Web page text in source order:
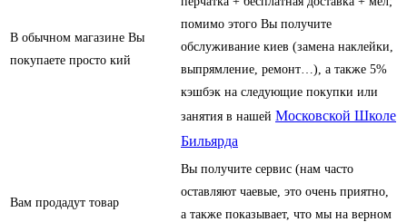
В обычном магазине Вы
покупаете просто кий
помимо этого Вы получите
обслуживание киев (замена наклейки,
выпрямление, ремонт…), а также 5%
кэшбэк на следующие покупки или
занятия в нашей Московской Школе
Бильярда
Вам продадут товар
Вы получите сервис (нам часто
оставляют чаевые, это очень приятно,
а также показывает, что мы на верном